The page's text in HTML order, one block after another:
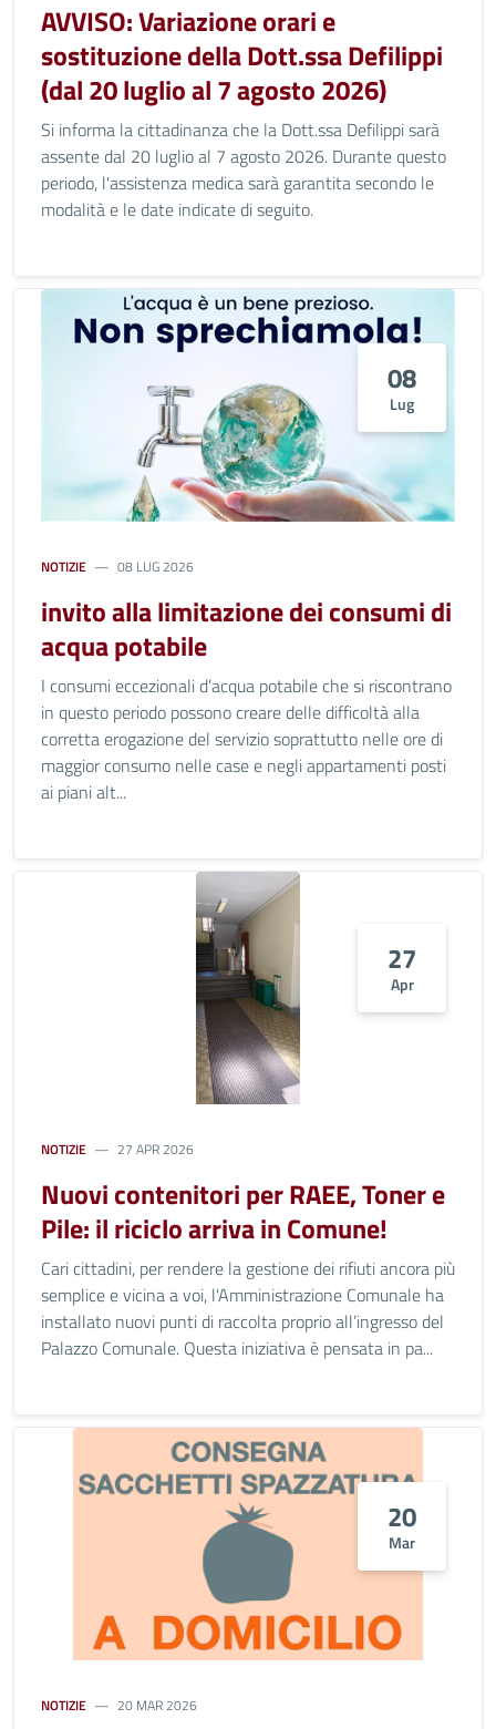
AVVISO: Variazione orari e
sostituzione della Dott.ssa Defilippi
(dal 20 luglio al 7 agosto 2026)
Si informa la cittadinanza che la Dott.ssa Defilippi sarà
assente dal 20 luglio al 7 agosto 2026. Durante questo
periodo, l'assistenza medica sarà garantita secondo le
modalità e le date indicate di seguito.
08
Lug
NOTIZIE 08 LUG 2026
invito alla limitazione dei consumi di
acqua potabile
I consumi eccezionali d’acqua potabile che si riscontrano
in questo periodo possono creare delle difficoltà alla
corretta erogazione del servizio soprattutto nelle ore di
maggior consumo nelle case e negli appartamenti posti
ai piani alt...
27
Apr
NOTIZIE 27 APR 2026
Nuovi contenitori per RAEE, Toner e
Pile: il riciclo arriva in Comune!
Cari cittadini, per rendere la gestione dei rifiuti ancora più
semplice e vicina a voi, l'Amministrazione Comunale ha
installato nuovi punti di raccolta proprio all’ingresso del
Palazzo Comunale. Questa iniziativa è pensata in pa...
20
Mar
NOTIZIE 20 MAR 2026